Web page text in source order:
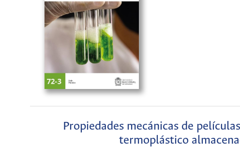
Propiedades mecánicas de
termoplástico